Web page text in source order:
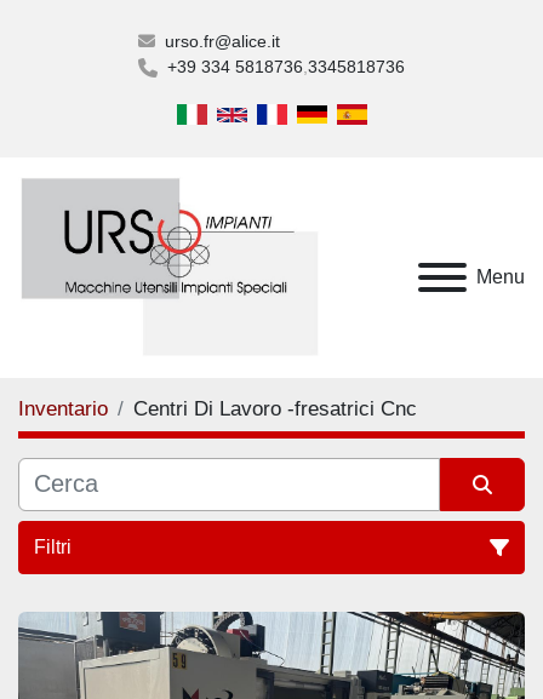
urso.fr@alice.it
+39 334 5818736 3345818736
Menu
Inventario Centri Di Lavoro -fresatrici Cnc
Filtri
Centri Di Lavoro -fresatrici Cnc (5)
Ordina per